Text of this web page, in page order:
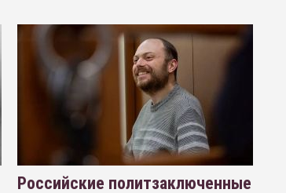
Российские политзаключенные